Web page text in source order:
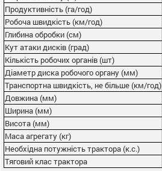
Продуктивність (га/год)
Робоча швидкість (км/год)
Глибина обробки (см)
Кут атаки дисків (град)
Кількість робочих органів (шт)
Діаметр диска робочого органу (мм)
Транспортна швидкість, не більше (км/год)
Довжина (мм)
Ширина (мм)
Висота (мм)
Маса агрегату (кг)
Необхідна потужність трактора (к.с.)
Тяговий клас трактора